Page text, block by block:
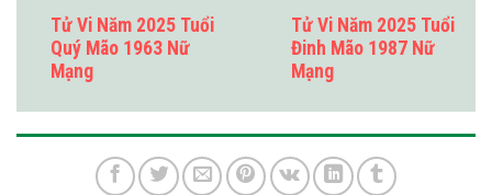
Tử Vi Năm 2025 Tuổi
Quý Mão 1963 Nữ
Mạng
Tử Vi Năm 2025 Tuổi
Đinh Mão 1987 Nữ
Mạng